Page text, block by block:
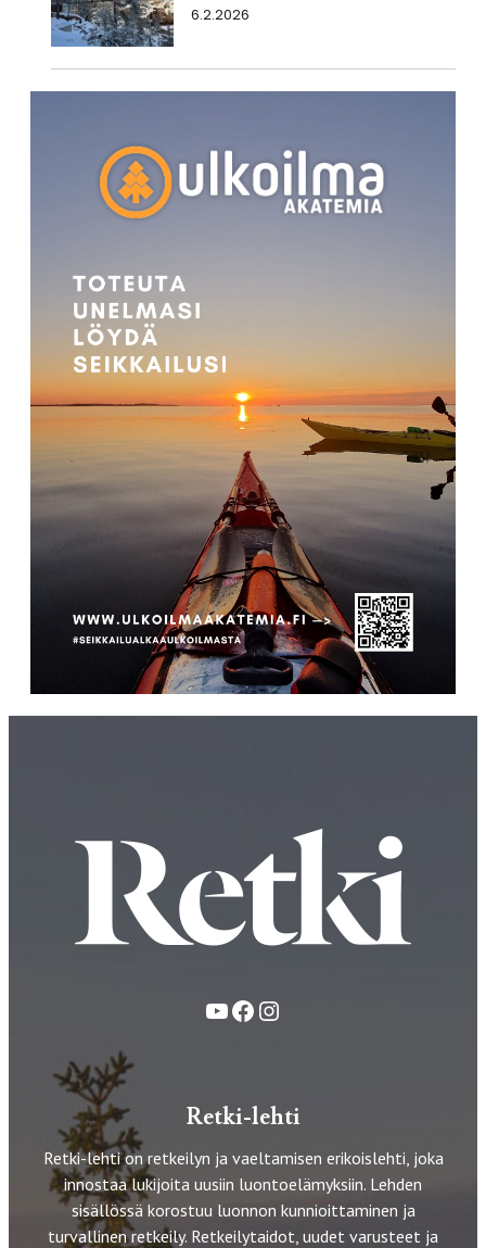
6.2.2026
YouTube
FacebookInstagram
Retki-lehti
Retki-lehti on retkeilyn ja vaeltamisen erikoislehti, joka
innostaa lukijoita uusiin luontoelämyksiin. Lehden
sisällössä korostuu luonnon kunnioittaminen ja
turvallinen retkeily. Retkeilytaidot, uudet varusteet ja